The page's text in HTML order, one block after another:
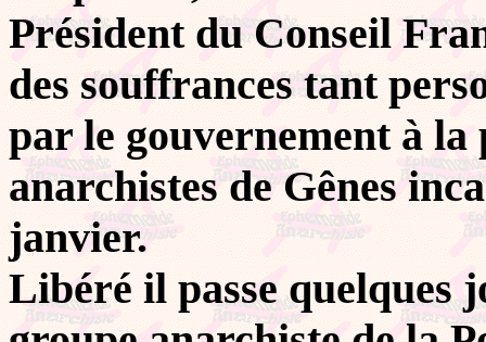
Président du Conseil
des souffrances tant
par le gouvernement à
anarchistes de Gênes
janvier.
Libéré il passe quelques